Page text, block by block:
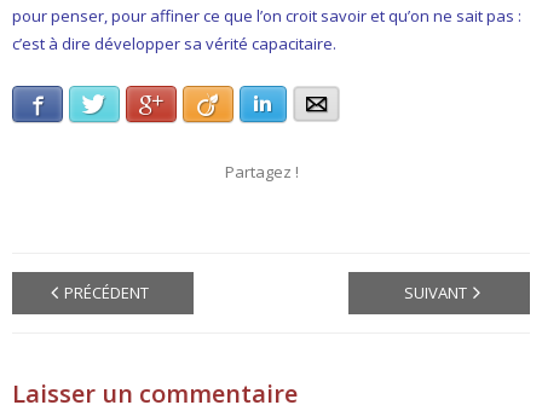
pour penser, pour affiner ce que l’on croit savoir et qu’on ne sait pas :
c’est à dire développer sa vérité capacitaire.
FacebookTwitterGoogle+ Viadeo LinkedInE-mail
Partagez !
PRÉCÉDENT SUIVANT
Laisser un commentaire